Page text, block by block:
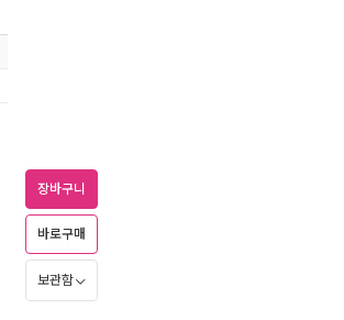
장바구니
바로구매
보관함